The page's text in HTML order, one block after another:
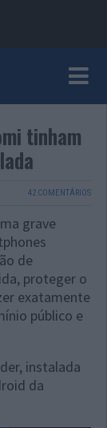
tinham
42 COMENTÁRIOS
grave
de
proteger o
exatamente
público e
instalada
da